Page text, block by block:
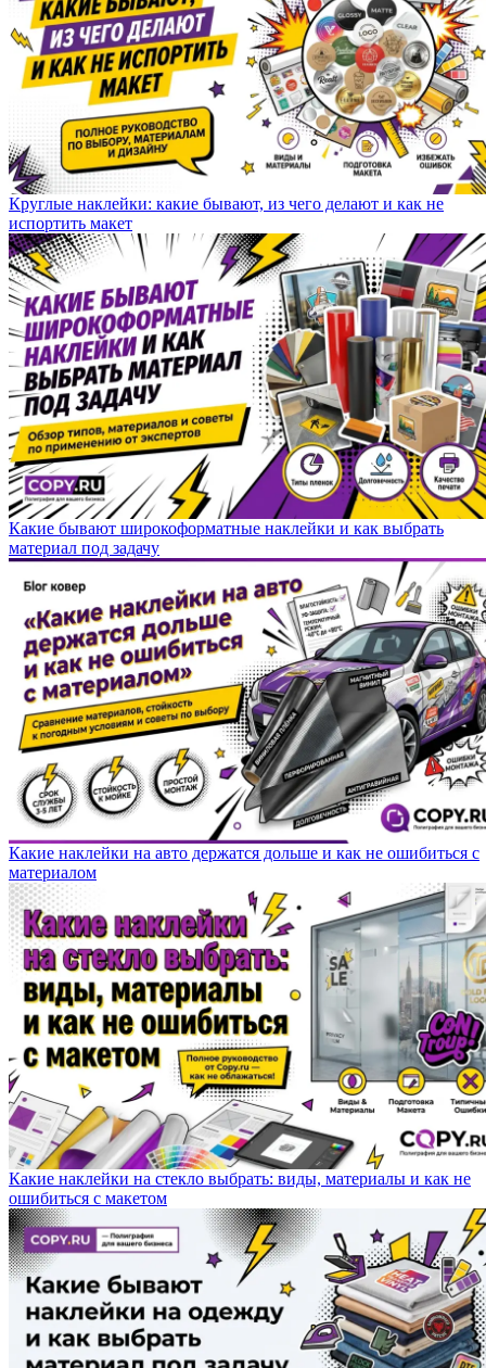
Круглые наклейки: какие бывают, из чего делают и как не
испортить макет
Какие бывают широкоформатные наклейки и как выбрать
материал под задачу
Какие наклейки на авто держатся дольше и как не ошибиться с
материалом
Какие наклейки на стекло выбрать: виды, материалы и как не
ошибиться с макетом